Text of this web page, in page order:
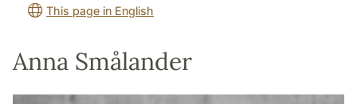
översättning till svenska
This page in English
Anna Smålander